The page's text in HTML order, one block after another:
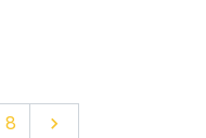
8 Suivant
